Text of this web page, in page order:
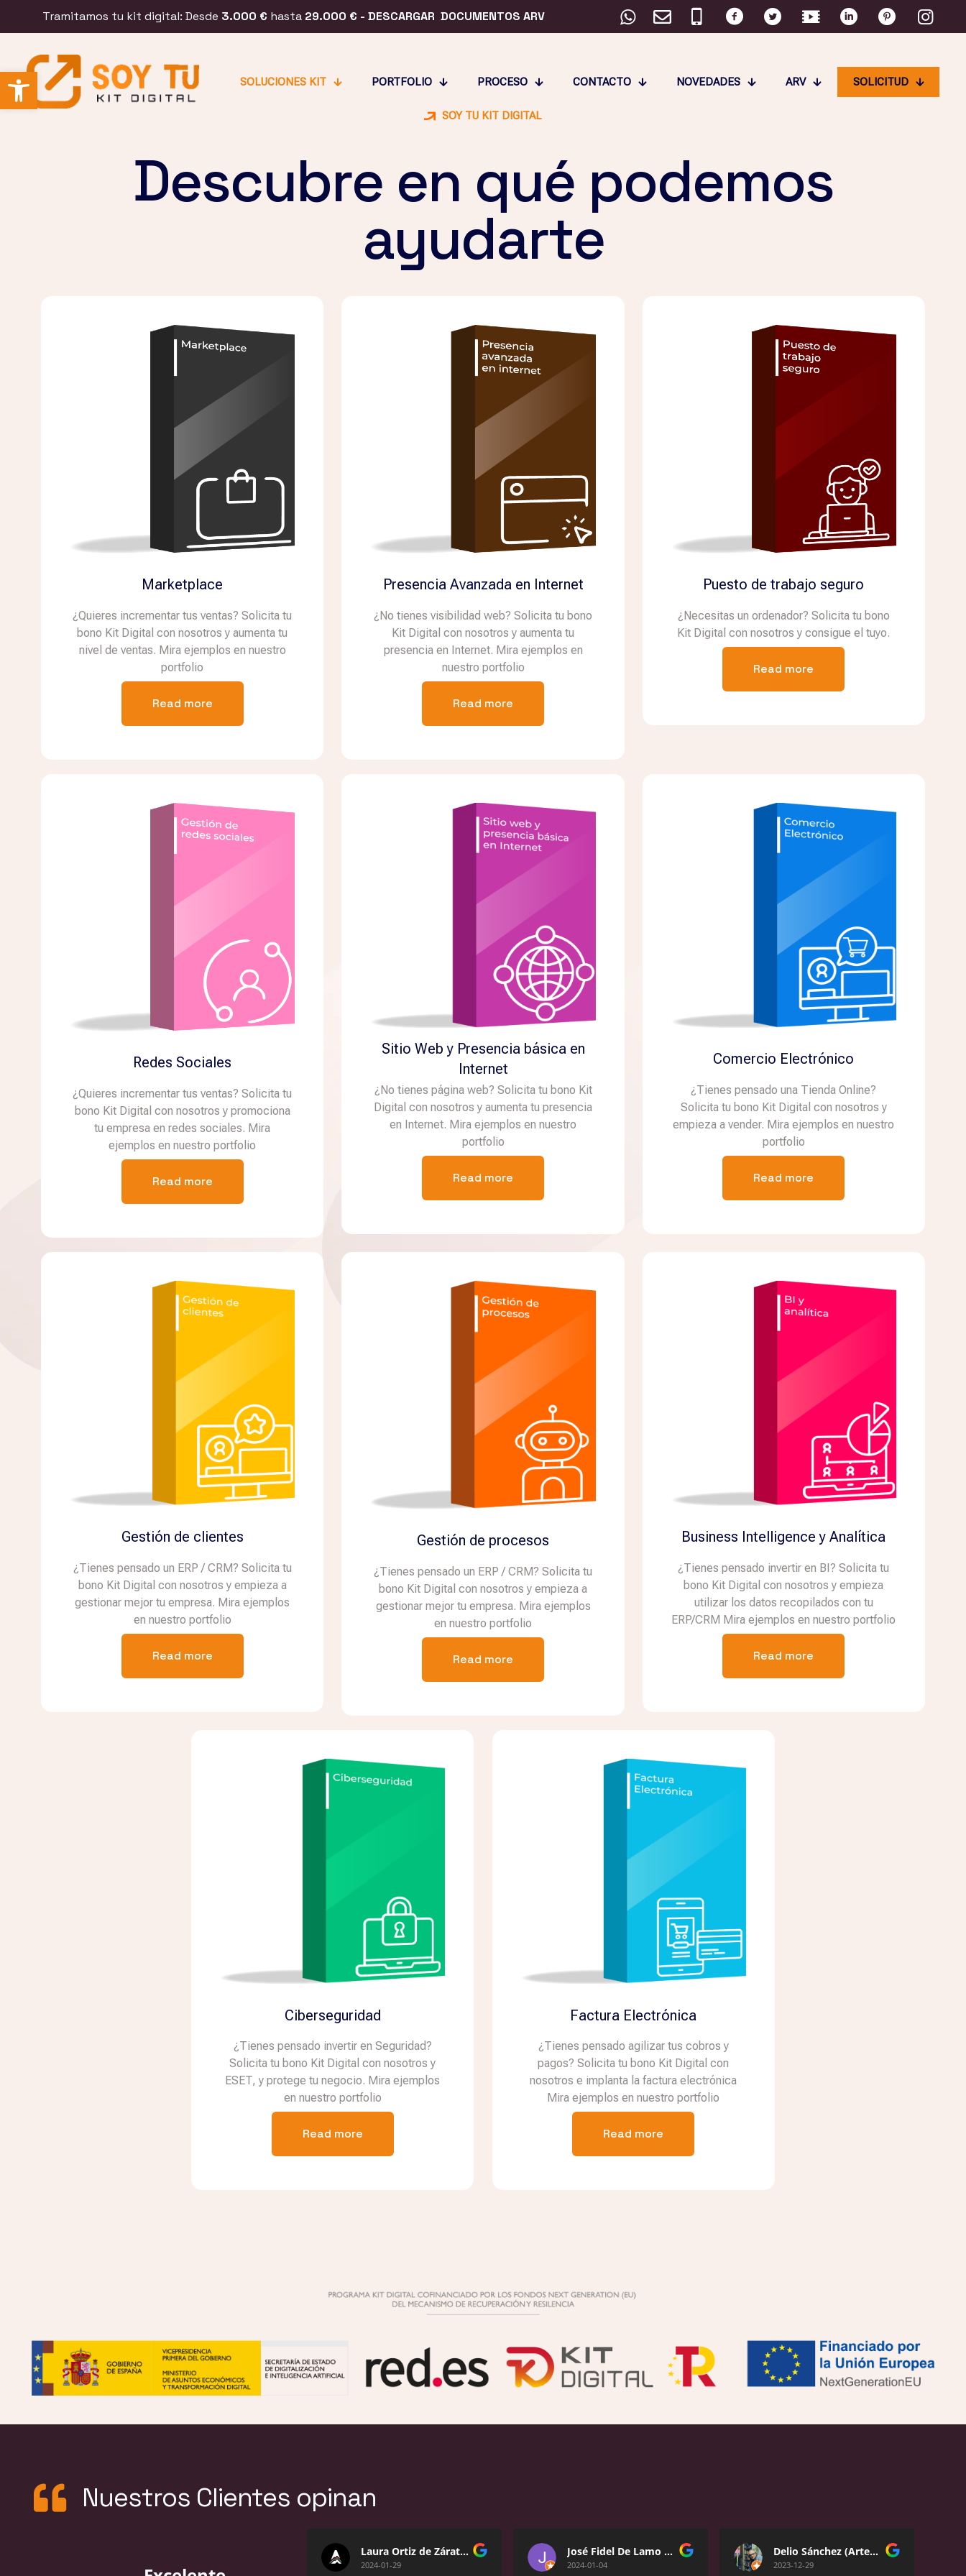
Abrir barra de herramientas
Tramitamos tu kit digital: Desde 3.000 € hasta 29.000 € - DESCARGAR DOCUMENTOS ARV
SOLUCIONES KIT PORTFOLIO PROCESO CONTACTO NOVEDADES ARV SOLICITUD
SOY TU KIT DIGITAL
Descubre en qué podemos
ayudarte
Marketplace
¿Quieres incrementar tus ventas? Solicita tu
bono Kit Digital con nosotros y aumenta tu
nivel de ventas. Mira ejemplos en nuestro
portfolio
Read more
Presencia Avanzada en Internet
¿No tienes visibilidad web? Solicita tu bono
Kit Digital con nosotros y aumenta tu
presencia en Internet. Mira ejemplos en
nuestro portfolio
Read more
Puesto de trabajo seguro
¿Necesitas un ordenador? Solicita tu bono
Kit Digital con nosotros y consigue el tuyo.
Read more
Redes Sociales
¿Quieres incrementar tus ventas? Solicita tu
bono Kit Digital con nosotros y promociona
tu empresa en redes sociales. Mira
ejemplos en nuestro portfolio
Read more
Sitio Web y Presencia básica en
Internet
¿No tienes página web? Solicita tu bono Kit
Digital con nosotros y aumenta tu presencia
en Internet. Mira ejemplos en nuestro
portfolio
Read more
Comercio Electrónico
¿Tienes pensado una Tienda Online?
Solicita tu bono Kit Digital con nosotros y
empieza a vender. Mira ejemplos en nuestro
portfolio
Read more
Gestión de clientes
¿Tienes pensado un ERP / CRM? Solicita tu
bono Kit Digital con nosotros y empieza a
gestionar mejor tu empresa. Mira ejemplos
en nuestro portfolio
Read more
Gestión de procesos
¿Tienes pensado un ERP / CRM? Solicita tu
bono Kit Digital con nosotros y empieza a
gestionar mejor tu empresa. Mira ejemplos
en nuestro portfolio
Read more
Business Intelligence y Analítica
¿Tienes pensado invertir en BI? Solicita tu
bono Kit Digital con nosotros y empieza
utilizar los datos recopilados con tu
ERP/CRM Mira ejemplos en nuestro portfolio
Read more
Ciberseguridad
¿Tienes pensado invertir en Seguridad?
Solicita tu bono Kit Digital con nosotros y
ESET, y protege tu negocio. Mira ejemplos
en nuestro portfolio
Read more
Factura Electrónica
¿Tienes pensado agilizar tus cobros y
pagos? Solicita tu bono Kit Digital con
nosotros e implanta la factura electrónica
Mira ejemplos en nuestro portfolio
Read more
Nuestros Clientes opinan
Laura Ortiz de Zárate Caballero
2024-01-29
José Fidel De Lamo Castillo
2024-01-04
Delio Sánchez (Artes plásticas)
2023-12-29